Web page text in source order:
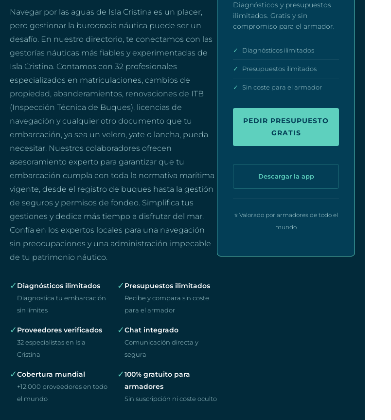
Navegar por las aguas de Isla Cristina es un placer,
pero gestionar la burocracia náutica puede ser un
desafío. En nuestro directorio, te conectamos con las
gestorías náuticas más fiables y experimentadas de
Isla Cristina. Contamos con 32 profesionales
especializados en matriculaciones, cambios de
propiedad, abanderamientos, renovaciones de ITB
(Inspección Técnica de Buques), licencias de
navegación y cualquier otro documento que tu
embarcación, ya sea un velero, yate o lancha, pueda
necesitar. Nuestros colaboradores ofrecen
asesoramiento experto para garantizar que tu
embarcación cumpla con toda la normativa marítima
vigente, desde el registro de buques hasta la gestión
de seguros y permisos de fondeo. Simplifica tus
gestiones y dedica más tiempo a disfrutar del mar.
Confía en los expertos locales para una navegación
sin preocupaciones y una administración impecable
de tu patrimonio náutico.
✓ Diagnósticos ilimitados
Diagnostica tu embarcación
sin límites
✓ Presupuestos ilimitados
Recibe y compara sin coste
para el armador
✓ Proveedores verificados
32 especialistas en Isla
Cristina
✓Chat integrado
Comunicación directa y
segura
✓Cobertura mundial
+12.000 proveedores en todo
el mundo
✓100% gratuito para
armadores
Sin suscripción ni coste oculto
Diagnósticos y presupuestos
ilimitados. Gratis y sin
compromiso para el armador.
✓ Diagnósticos ilimitados
✓ Presupuestos ilimitados
✓ Sin coste para el armador
PEDIR PRESUPUESTO
GRATIS
Descargar la app
⭐ Valorado por armadores de todo el
mundo